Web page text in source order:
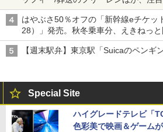
はやぶさ50％オフの「新幹線eチケッ
28）」発売。秋冬乗車分、えきねっと
【週末駅弁】東京駅「Suicaのペンギ
Special Site
ハイグレードテレビ「
色彩美で映画＆ゲーム